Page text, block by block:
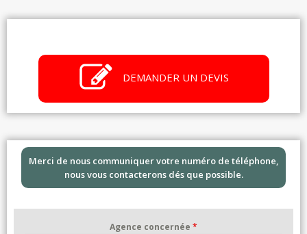
DEMANDER UN DEVIS
Merci de nous communiquer votre numéro de téléphone,
nous vous contacterons dés que possible.
Agence concernée *